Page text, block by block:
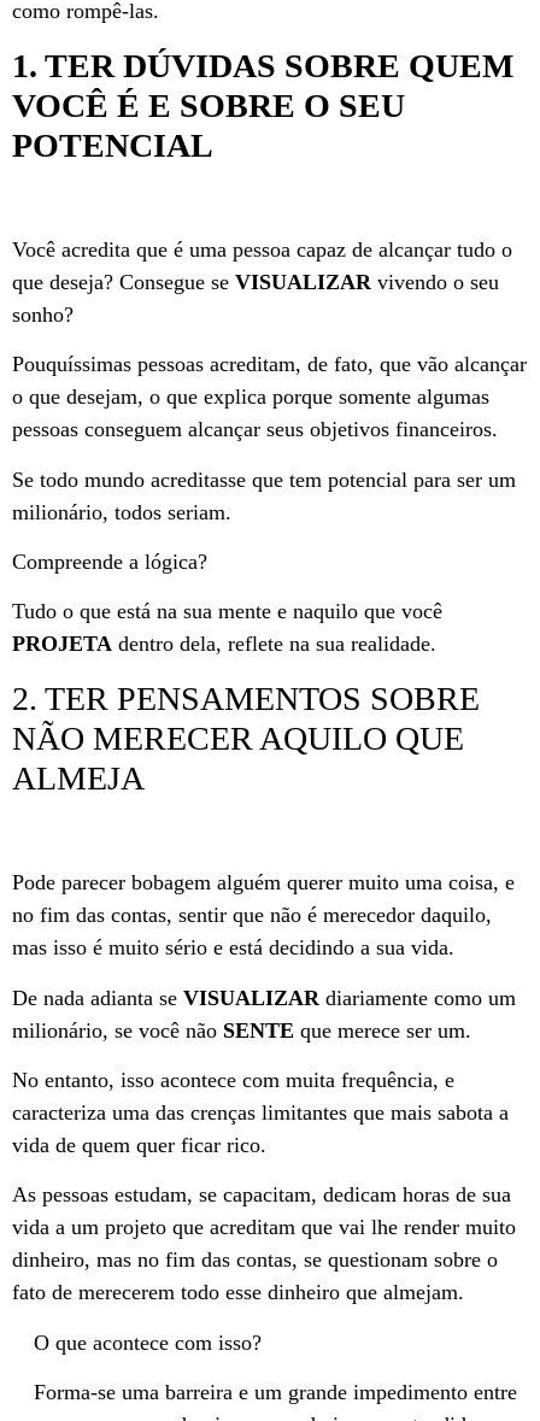
como rompê-las.
1. TER DÚVIDAS SOBRE QUEM
VOCÊ É E SOBRE O SEU
POTENCIAL
Você acredita que é uma pessoa capaz de alcançar tudo o
que deseja? Consegue se VISUALIZAR vivendo o seu
sonho?
Pouquíssimas pessoas acreditam, de fato, que vão alcançar
o que desejam, o que explica porque somente algumas
pessoas conseguem alcançar seus objetivos financeiros.
Se todo mundo acreditasse que tem potencial para ser um
milionário, todos seriam.
Compreende a lógica?
Tudo o que está na sua mente e naquilo que você
PROJETA dentro dela, reflete na sua realidade.
2. TER PENSAMENTOS SOBRE
NÃO MERECER AQUILO QUE
ALMEJA
Pode parecer bobagem alguém querer muito uma coisa, e
no fim das contas, sentir que não é merecedor daquilo,
mas isso é muito sério e está decidindo a sua vida.
De nada adianta se VISUALIZAR diariamente como um
milionário, se você não SENTE que merece ser um.
No entanto, isso acontece com muita frequência, e
caracteriza uma das crenças limitantes que mais sabota a
vida de quem quer ficar rico.
As pessoas estudam, se capacitam, dedicam horas de sua
vida a um projeto que acreditam que vai lhe render muito
dinheiro, mas no fim das contas, se questionam sobre o
fato de merecerem todo esse dinheiro que almejam.
O que acontece com isso?
Forma-se uma barreira e um grande impedimento entre